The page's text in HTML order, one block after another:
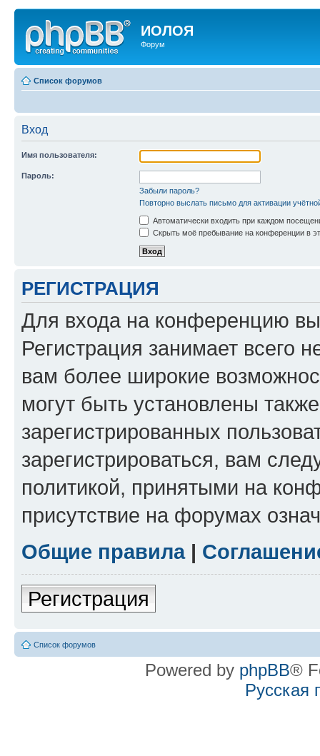
ИОЛОЯ
Форум
Список форумов
Вход
Имя пользователя:
Пароль:
Забыли пароль?
Повторно выслать письмо для активации
Автоматически входить при каждом
Скрыть моё пребывание на конференции в
РЕГИСТРАЦИЯ
Для входа на конференцию
Регистрация занимает всего
вам более широкие
могут быть установлены
зарегистрированных
зарегистрироваться, вам
политикой, принятыми на
присутствие на форумах
Общие правила|
Регистрация
Список форумов
Powered by phpBB®
Русская